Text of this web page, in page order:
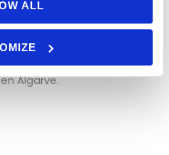
ALL
du territoire
est un incontournable
Algarve.